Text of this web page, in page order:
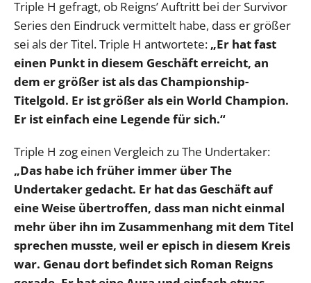
Triple H gefragt, ob Reigns’ Auftritt bei der Survivor
Series den Eindruck vermittelt habe, dass er größer
sei als der Titel. Triple H antwortete: „Er hat fast
einen Punkt in diesem Geschäft erreicht, an
dem er größer ist als das Championship-
Titelgold. Er ist größer als ein World Champion.
Er ist einfach eine Legende für sich.“
Triple H zog einen Vergleich zu The Undertaker:
„Das habe ich früher immer über The
Undertaker gedacht. Er hat das Geschäft auf
eine Weise übertroffen, dass man nicht einmal
mehr über ihn im Zusammenhang mit dem Titel
sprechen musste, weil er episch in diesem Kreis
war. Genau dort befindet sich Roman Reigns